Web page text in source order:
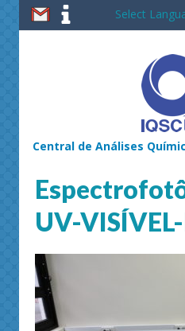
Select
Central de Análises
UV-